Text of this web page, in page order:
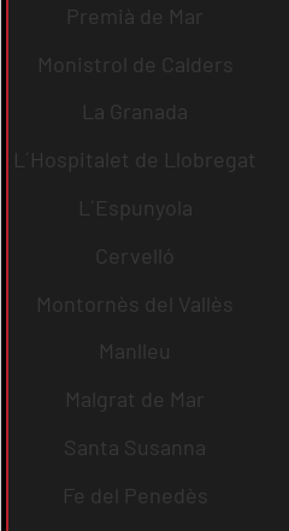
Premià de Mar
Monistrol de Calders
La Granada
L´Hospitalet de Llobregat
L´Espunyola
Cervelló
Montornès del Vallès
Manlleu
Malgrat de Mar
Santa Susanna
Fe del Penedès